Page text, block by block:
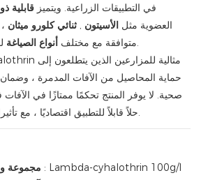
في التطبيقات الزراعية. ويتميز قابلية
العضوية مثل الأسيتون , ثنائي كلورو ميثان
متوافقة مع مختلف أنواع الصياغة
لمكافحة الآفات الفعالة.
حماية المحاصيل من الآفات المدمرة ،
صحية. لا يوفر المنتج تحكمًا ممتازًا في
حلاً قابلاً للتطبيق اقتصاديًا ، مع تأثيرات متبقية طويلة الأمد.
: Lambda-cyhalothrin 100g/l